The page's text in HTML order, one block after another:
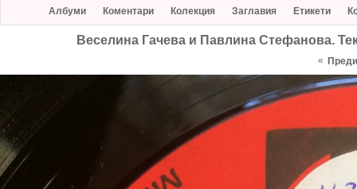
Албуми Коментари Колекция Заглавия Етикети
Веселина Гачева и Павлина Стефанова.
«